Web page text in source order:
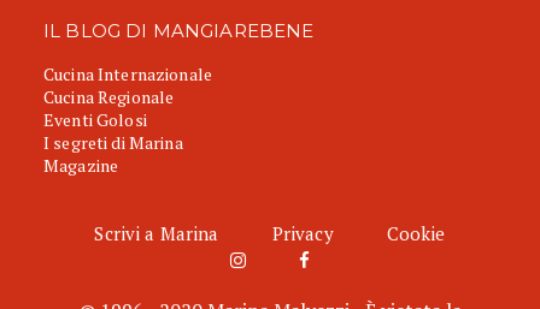
IL BLOG DI MANGIAREBENE
Cucina Internazionale
Cucina Regionale
Eventi Golosi
I segreti di Marina
Magazine
Scrivi a Marina Privacy Cookie